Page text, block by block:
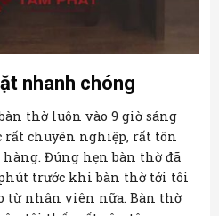
nhanh chóng
thờ luôn vào 9 giờ sáng
rất chuyên nghiệp, rất tôn
Đúng hẹn bàn thờ đã
trước khi bàn thờ tới tôi
từ nhân viên nữa. Bàn thờ